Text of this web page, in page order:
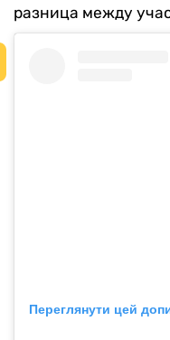
разница между
Переглянути цей